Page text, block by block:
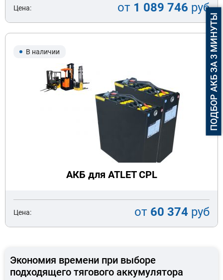
Цена: от 1 089 746 руб
В наличии
АКБ для ATLET CPL
Цена: от 60 374 руб
Экономия времени при выборе
подходящего тягового аккумулятора
ПОДБОР АКБ ЗА 3 МИНУТЫ